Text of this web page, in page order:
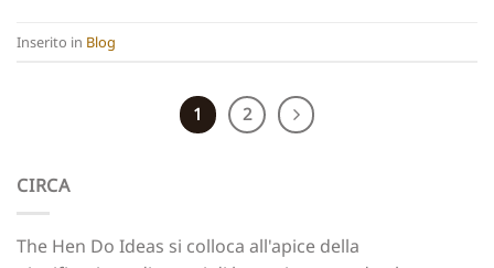
Inserito in Blog
1 2
CIRCA
The Hen Do Ideas si colloca all'apice della